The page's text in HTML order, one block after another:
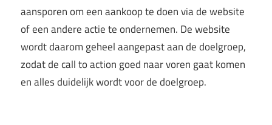
aansporen om een aankoop te doen via de website
of een andere actie te ondernemen. De website
wordt daarom geheel aangepast aan de doelgroep,
zodat de call to action goed naar voren gaat komen
en alles duidelijk wordt voor de doelgroep.